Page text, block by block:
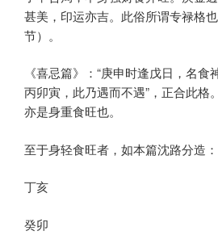
甚美，印运亦吉。此俗所谓专禄格
节）。
《喜忌篇》：“庚申时逢戊日，名
丙卯寅，此乃遇而不遇”，正合此格
亦是身重食旺也。
至于身轻食旺者，如本篇沈路分造：
丁亥
癸卯